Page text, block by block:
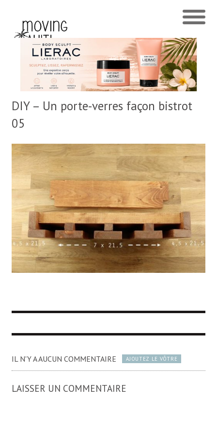
DIY – Un porte-verres façon bistrot
05
IL N'Y A AUCUN COMMENTAIRE AJOUTEZ LE VÔTRE
LAISSER UN COMMENTAIRE